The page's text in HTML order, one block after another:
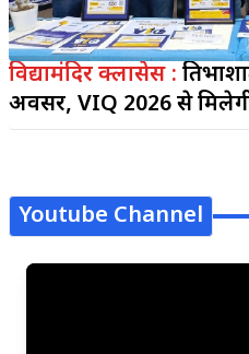
विद्यामंदिर क्लासेस :
अवसर, VIQ 2026 से मिलेगी
Youtube Channel